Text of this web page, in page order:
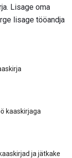
Lisage oma
lisage tööandja
kaaskirjaga
ja jätkake